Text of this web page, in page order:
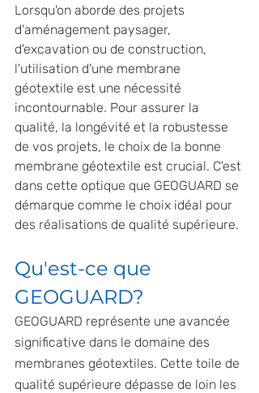
Lorsqu'on aborde des projets
d'aménagement paysager,
d'excavation ou de construction,
l'utilisation d'une membrane
géotextile est une nécessité
incontournable. Pour assurer la
qualité, la longévité et la robustesse
de vos projets, le choix de la bonne
membrane géotextile est crucial. C'est
dans cette optique que GEOGUARD se
démarque comme le choix idéal pour
des réalisations de qualité supérieure.
Qu'est-ce que
GEOGUARD?
GEOGUARD représente une avancée
significative dans le domaine des
membranes géotextiles. Cette toile de
qualité supérieure dépasse de loin les